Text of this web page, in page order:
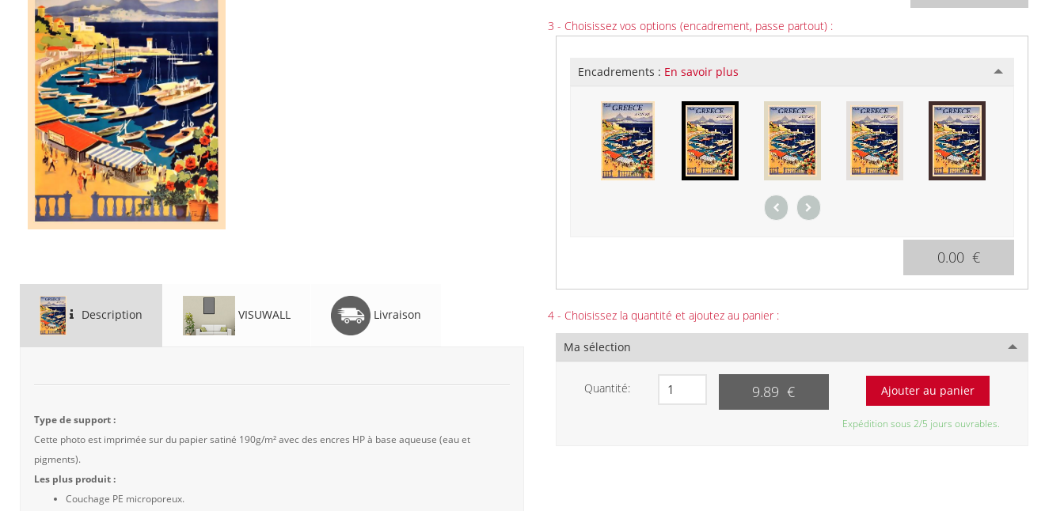
Description VISUWALL Livraison
Type de support :
Cette photo est imprimée sur du papier satiné 190g/m² avec des encres HP à base aqueuse (eau et
pigments).
Les plus produit :
Couchage PE microporeux.
3 - Choisissez vos options (encadrement, passe partout) :
Encadrements : En savoir plus
0.00 €
4 - Choisissez la quantité et ajoutez au panier :
Ma sélection
Quantité: 9.89 €
Expédition sous 2/5 jours ouvrables.